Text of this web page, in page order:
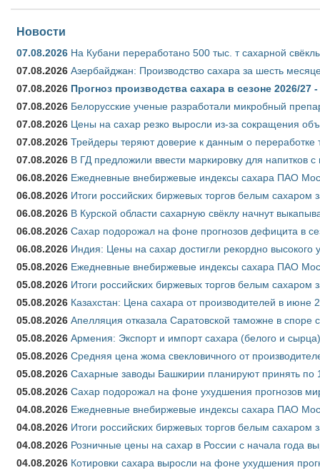
Новости
07.08.2026 На Кубани переработано 500 тыс. т сахарной
07.08.2026 Азербайджан: Производство сахара за шесть
07.08.2026 Прогноз производства сахара в сезоне 2026/
07.08.2026 Белорусские ученые разработали микробный
07.08.2026 Цены на сахар резко выросли из-за сокращения
07.08.2026 Трейдеры теряют доверие к данным о переработке
07.08.2026 В ГД предложили ввести маркировку для напитков
06.08.2026 Ежедневные внебиржевые индексы сахара ПАО
06.08.2026 Итоги российских биржевых торгов белым сахаром
06.08.2026 В Курской области сахарную свёклу начнут
06.08.2026 Сахар подорожал на фоне прогнозов дефицита в
06.08.2026 Индия: Цены на сахар достигли рекордно высокого
05.08.2026 Ежедневные внебиржевые индексы сахара ПАО
05.08.2026 Итоги российских биржевых торгов белым сахаром
05.08.2026 Казахстан: Цена сахара от производителей в июне
05.08.2026 Апелляция отказала Саратовской таможне в
05.08.2026 Армения: Экспорт и импорт сахара (белого и
05.08.2026 Средняя цена жома свекловичного от
05.08.2026 Сахарные заводы Башкирии планируют принять по
05.08.2026 Сахар подорожал на фоне ухудшения прогнозов
04.08.2026 Ежедневные внебиржевые индексы сахара ПАО
04.08.2026 Итоги российских биржевых торгов белым сахаром
04.08.2026 Розничные цены на сахар в России с начала года
04.08.2026 Котировки сахара выросли на фоне ухудшения